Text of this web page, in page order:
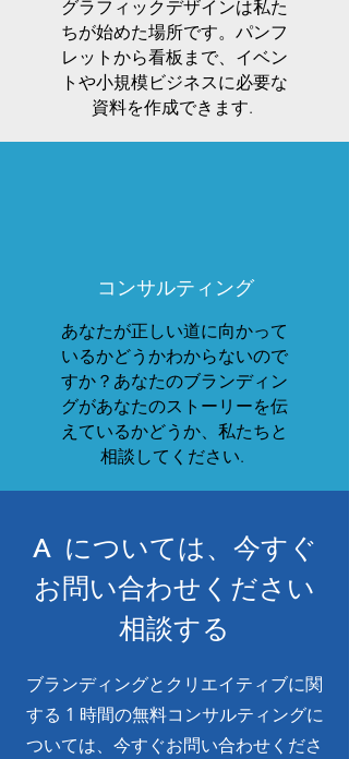
グラフィックデザインは私た
ちが始めた場所です。パンフ
レットから看板まで、イベン
トや小規模ビジネスに必要な
資料を作成できます.
コンサルティング
あなたが正しい道に向かって
いるかどうかわからないので
すか？あなたのブランディン
グがあなたのストーリーを伝
えているかどうか、私たちと
相談してください.
A については、今すぐ
お問い合わせください
相談する
ブランディングとクリエイティブに関
する 1 時間の無料コンサルティングに
ついては、今すぐお問い合わせくださ